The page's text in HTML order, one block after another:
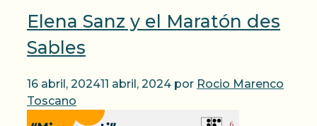
Elena Sanz y el Maratón des
Sables
16 abril, 202411 abril, 2024 por Rocio Marenco
Toscano